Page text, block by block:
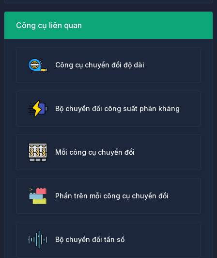
Công cụ liên quan
Công cụ chuyển đổi độ dài
Bộ chuyển đổi công suất phản kháng
Mỗi công cụ chuyển đổi
Phần trên mỗi công cụ chuyển đổi
Bộ chuyển đổi tần số